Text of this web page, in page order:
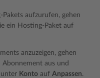
aufzurufen, gehen
ein Hosting-Paket auf
anzuzeigen, gehen
Abonnement aus und
unter Konto auf Anpassen.